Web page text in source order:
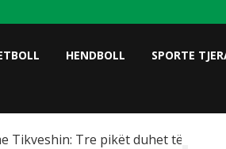
HENDBOLL SPORTE
Tikveshin: Tre pikët duhet të